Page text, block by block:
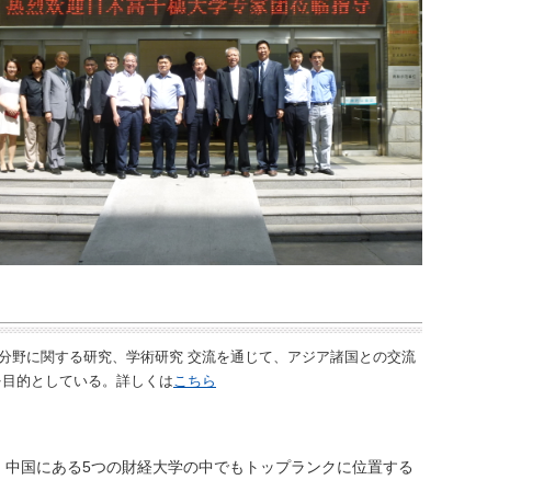
野に関する研究、学術研究 交流を通じて、アジア諸国との交流
的としている。詳しくは こちら
国にある5つの財経大学の中でもトップランクに位置する